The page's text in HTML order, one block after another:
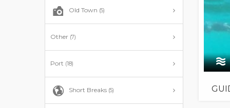
Old Town (5)
Other (7)
Port (18)
Short Breaks (5)